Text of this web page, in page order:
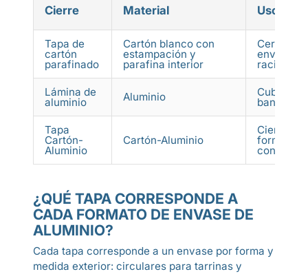
Cierre Material Uso
Tapa de
cartón
parafinado
Cartón blanco con
estampación y
parafina interior
Cerrar y
envases
raciones
Lámina de
aluminio Aluminio Cubrir
bandejas
Tapa
Cartón-
Aluminio
Cartón-Aluminio
Cierre
formatos
concretos
¿QUÉ TAPA CORRESPONDE A
CADA FORMATO DE ENVASE DE
ALUMINIO?
Cada tapa corresponde a un envase por forma y
medida exterior: circulares para tarrinas y